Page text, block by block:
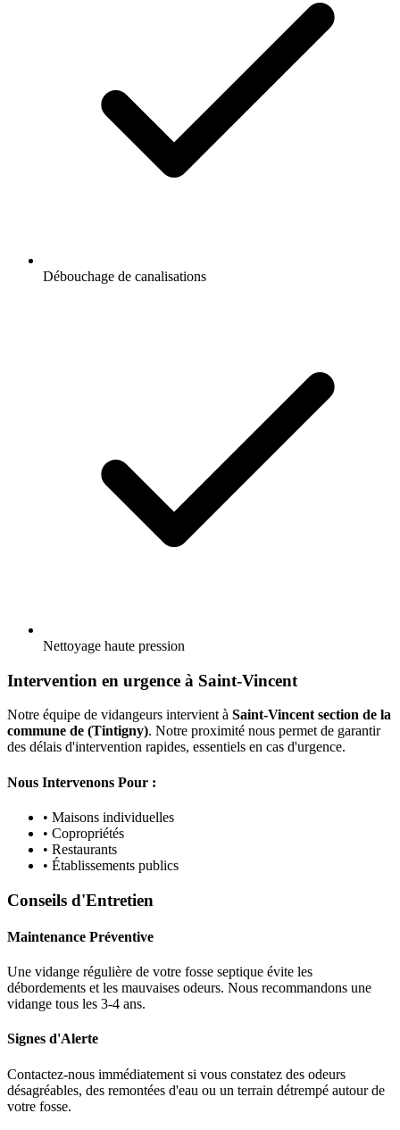
Débouchage de canalisations
Nettoyage haute pression
Intervention en urgence à Saint-Vincent
Notre équipe de vidangeurs intervient à Saint-Vincent section de la
commune de (Tintigny). Notre proximité nous permet de garantir
des délais d'intervention rapides, essentiels en cas d'urgence.
Nous Intervenons Pour :
• Maisons individuelles
• Copropriétés
• Restaurants
• Établissements publics
Conseils d'Entretien
Maintenance Préventive
Une vidange régulière de votre fosse septique évite les
débordements et les mauvaises odeurs. Nous recommandons une
vidange tous les 3-4 ans.
Signes d'Alerte
Contactez-nous immédiatement si vous constatez des odeurs
désagréables, des remontées d'eau ou un terrain détrempé autour de
votre fosse.